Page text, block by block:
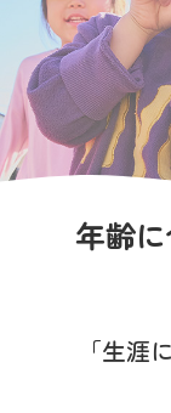
子育てひろばの
写真販売サービ
お仕事をお探し
保育園に関する
年齢
「生涯